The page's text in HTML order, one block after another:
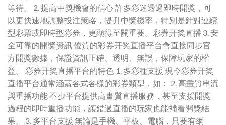
等待。 2. 提高中獎機會的信心 許多彩迷透過即時開獎，可
以更快速地調整投注策略，提升中獎機率，特別是針對連續
型彩票或即時型彩券，更顯得至關重要。彩券开奖直播 3. 安
全可靠的開獎資訊 優質的彩券开奖直播平台會直接同步官
方開獎數據，保證資訊正確、透明、無誤，保障玩家的權
益。 彩券开奖直播平台的特色 1. 多彩種支援 現今彩券开奖
直播平台通常涵蓋各式各樣的彩券類型，如： 2. 高畫質串流
與重播功能 不少平台提供高畫質直播服務，甚至支援開獎
過程的即時重播功能，讓錯過直播的玩家也能補看開獎結
果。 3. 多平台支援 無論是手機、平板、電腦，只要有網